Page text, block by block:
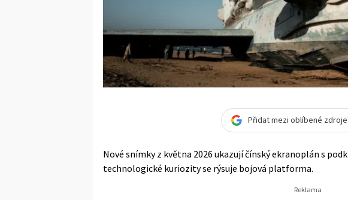
Přidat mezi oblíbené zdroje
Nové snímky z května 2026 ukazují čínský ekranoplán s
technologické kuriozity se rýsuje bojová platforma.